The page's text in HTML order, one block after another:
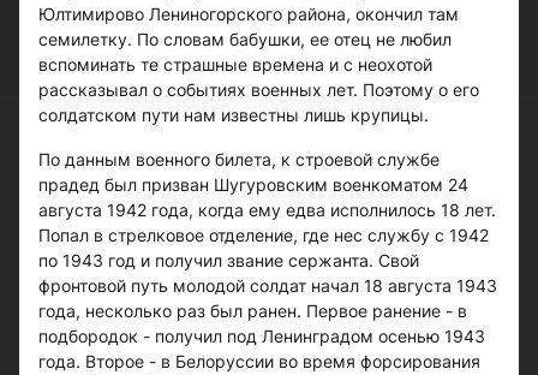
Юлтимирово Лениногорского района, окончил там
семилетку. По словам бабушки, ее отец не любил
вспоминать те страшные времена и с неохотой
рассказывал о событиях военных лет. Поэтому о его
солдатском пути нам известны лишь крупицы.
По данным военного билета, к строевой службе
прадед был призван Шугуровским военкоматом 24
августа 1942 года, когда ему едва исполнилось 18 лет.
Попал в стрелковое отделение, где нес службу с 1942
по 1943 год и получил звание сержанта. Свой
фронтовой путь молодой солдат начал 18 августа 1943
года, несколько раз был ранен. Первое ранение - в
подбородок - получил под Ленинградом осенью 1943
года. Второе - в Белоруссии во время форсирования